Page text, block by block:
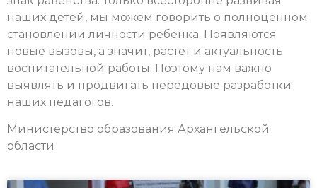
наших детей, мы можем говорить о полноценном
становлении личности ребенка. Появляются
новые вызовы, а значит, растет и актуальность
воспитательной работы. Поэтому нам важно
выявлять и продвигать передовые разработки
наших педагогов.
Министерство образования Архангельской
области